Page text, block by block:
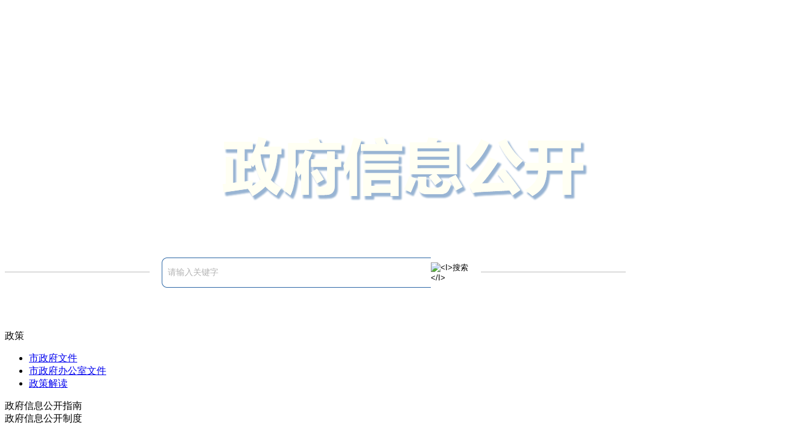
政策
市政府文件
市政府办公室文件
政策解读
政府信息公开指南
政府信息公开制度